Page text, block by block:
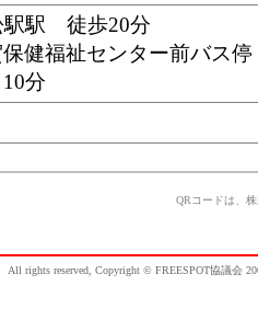
駅 徒歩20分
健福祉センター前バス
分
QRコードは、
All rights reserved, Copyright © FREESPOT協議会